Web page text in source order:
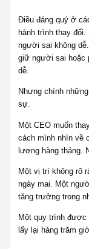
Điều đáng quý ở
hành trình thay
người sai không
giữ người sai hoặc
dễ.
Nhưng chính
sự.
Một CEO muốn
cách mình nhìn về
lương hàng tháng.
Một vị trí không rõ
ngày mai. Một
tăng trưởng trong
Một quy trình được
lấy lại hàng trăm